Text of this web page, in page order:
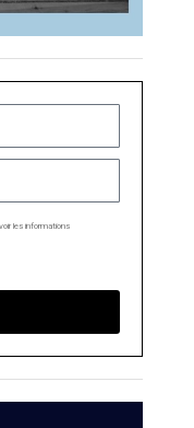
les informations